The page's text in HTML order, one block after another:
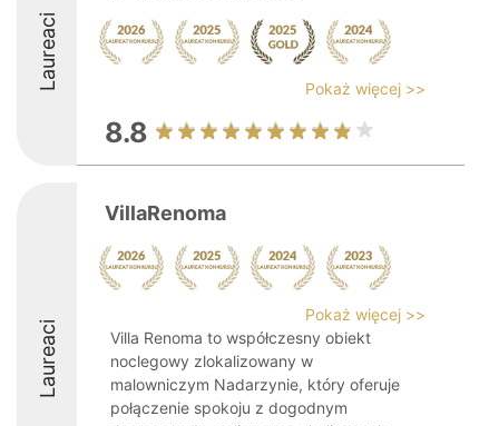
Laureaci Pokaż więcej >>
8.8
Laureaci
VillaRenoma
Pokaż więcej >>
Villa Renoma to współczesny obiekt
noclegowy zlokalizowany w
malowniczym Nadarzynie, który oferuje
połączenie spokoju z dogodnym